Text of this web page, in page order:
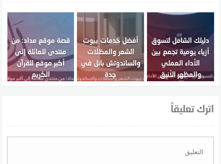
دليلك الشامل لتسوق
أزياء يومية تجمع بين
الأداء العملي
والمظهر الأنيق
أفضل خدمات بيوت
الشعر والمظلات
والساندوتش بانل في
جدة
قصة موقع مداد: من
منتدى للعائلة إلى
أكبر موقع للقرآن
الكريم
اترك تعليقاً